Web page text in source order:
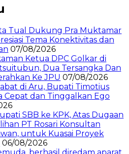
Tual Dukung Pra Muktamar
Tema Konektivitas dan
07/08/2026
Ketua DPC Golkar di
Dua Tersangka Dan
Ke JPU 07/08/2026
di Aru, Bupati Timotius
Cepat dan Tinggalkan Ego
SBB ke KPK, Atas Dugaan
PT Rosari Konsultan
untuk Kuasai Proyek
06/08/2026
berhasil diredam aparat